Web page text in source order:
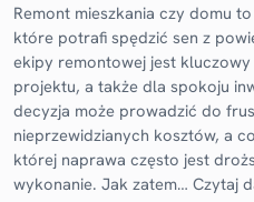
Remont mieszkania czy domu
które potrafi spędzić sen z
ekipy remontowej jest kluczowy
projektu, a także dla spokoju
decyzja może prowadzić do
nieprzewidzianych kosztów, a
której naprawa często jest
wykonanie. Jak zatem… Czytaj